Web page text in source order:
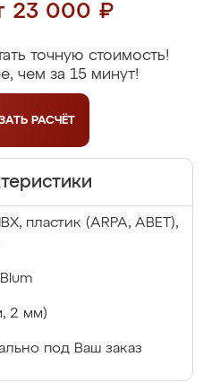
23 000 ₽
точную стоимость!
чем за 15 минут!
РАСЧЁТ
пластик (ARPA, ABET),
2 мм)
под Ваш заказ